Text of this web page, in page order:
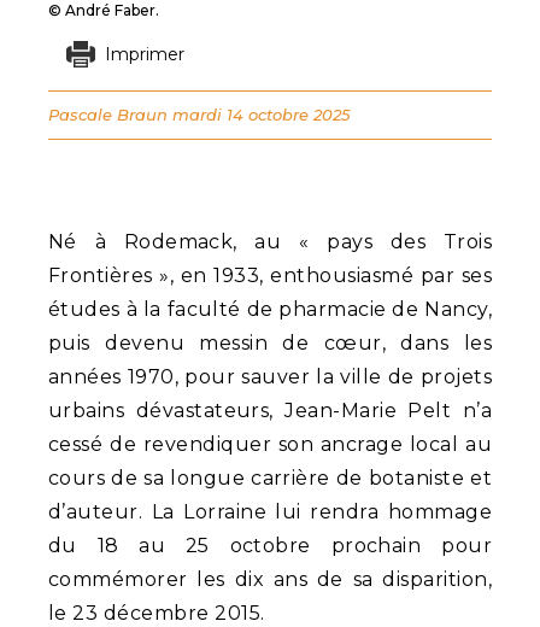
Né à Rodemack, au « pays des Trois
Frontières », en 1933, enthousiasmé par ses
études à la faculté de pharmacie de Nancy,
puis devenu messin de cœur, dans les
années 1970, pour sauver la ville de projets
urbains dévastateurs, Jean-Marie Pelt n’a
cessé de revendiquer son ancrage local au
cours de sa longue carrière de botaniste et
d’auteur. La Lorraine lui rendra hommage
du 18 au 25 octobre prochain pour
commémorer les dix ans de sa disparition,
le 23 décembre 2015.
© André Faber.
Imprimer
Pascale Braun mardi 14 octobre 2025